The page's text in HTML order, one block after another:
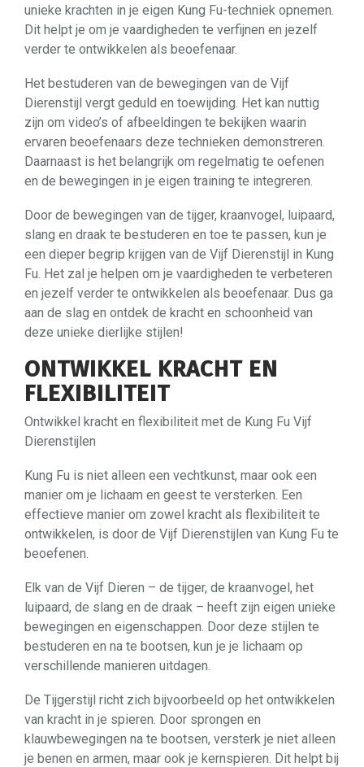
unieke krachten in je eigen Kung Fu-techniek opnemen.
Dit helpt je om je vaardigheden te verfijnen en jezelf
verder te ontwikkelen als beoefenaar.
Het bestuderen van de bewegingen van de Vijf
Dierenstijl vergt geduld en toewijding. Het kan nuttig
zijn om video’s of afbeeldingen te bekijken waarin
ervaren beoefenaars deze technieken demonstreren.
Daarnaast is het belangrijk om regelmatig te oefenen
en de bewegingen in je eigen training te integreren.
Door de bewegingen van de tijger, kraanvogel, luipaard,
slang en draak te bestuderen en toe te passen, kun je
een dieper begrip krijgen van de Vijf Dierenstijl in Kung
Fu. Het zal je helpen om je vaardigheden te verbeteren
en jezelf verder te ontwikkelen als beoefenaar. Dus ga
aan de slag en ontdek de kracht en schoonheid van
deze unieke dierlijke stijlen!
ONTWIKKEL KRACHT EN
FLEXIBILITEIT
Ontwikkel kracht en flexibiliteit met de Kung Fu Vijf
Dierenstijlen
Kung Fu is niet alleen een vechtkunst, maar ook een
manier om je lichaam en geest te versterken. Een
effectieve manier om zowel kracht als flexibiliteit te
ontwikkelen, is door de Vijf Dierenstijlen van Kung Fu te
beoefenen.
Elk van de Vijf Dieren – de tijger, de kraanvogel, het
luipaard, de slang en de draak – heeft zijn eigen unieke
bewegingen en eigenschappen. Door deze stijlen te
bestuderen en na te bootsen, kun je je lichaam op
verschillende manieren uitdagen.
De Tijgerstijl richt zich bijvoorbeeld op het ontwikkelen
van kracht in je spieren. Door sprongen en
klauwbewegingen na te bootsen, versterk je niet alleen
je benen en armen, maar ook je kernspieren. Dit helpt bij